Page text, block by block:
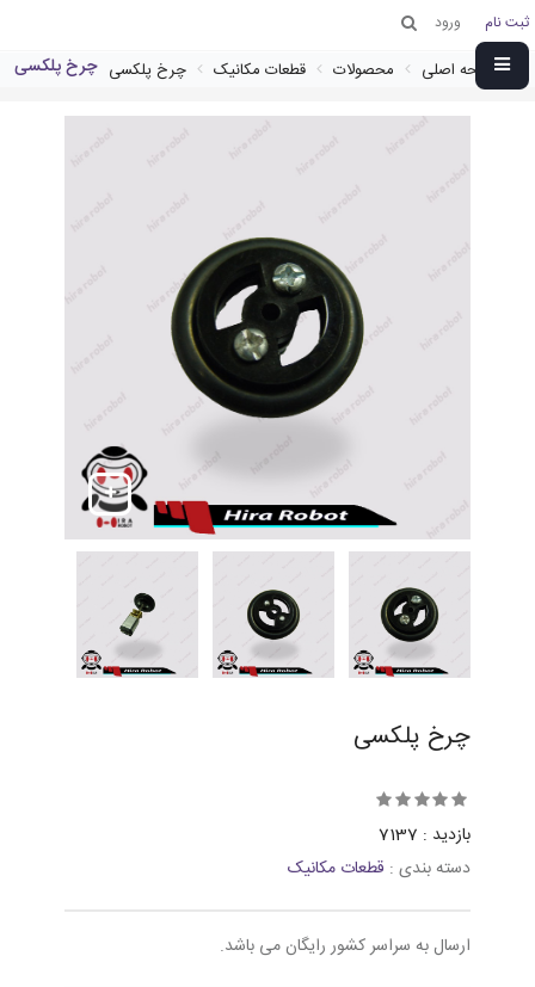
ثبت نام ورود
صفحه اصلی محصولات قطعات مکانیک چرخ پلکسی چرخ پلکسی
چرخ پلکسی
بازدید : 7137
دسته بندی : قطعات مکانیک
ارسال به سراسر کشور رایگان می باشد.